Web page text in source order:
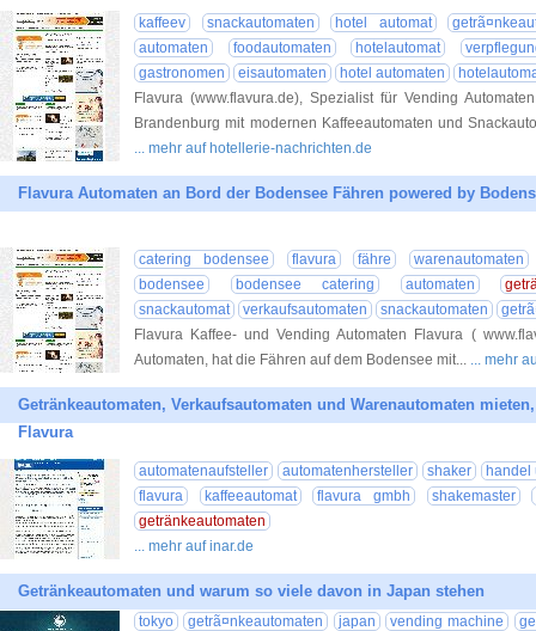
kaffeev snackautomaten hotel automat
automaten
foodautomaten hotelautomat
gastronomen
eisautomaten hotel automaten
Flavura (www.flavura.de), Spezialist für Vending
Brandenburg mit modernen Kaffeeautomaten und
... mehr auf hotellerie-nachrichten.de
Flavura Automaten an Bord der Bodensee Fähren powered by
catering bodensee flavura fähre
warenautomaten
bodensee
bodensee catering automaten
snackautomat
verkaufsautomaten snackautomaten
Flavura Kaffee- und Vending Automaten Flavura (
Automaten, hat die Fähren auf dem Bodensee mit... ... mehr
Getränkeautomaten, Verkaufsautomaten und Warenautomaten
Flavura
automatenaufsteller automatenhersteller shaker
handel
flavura
kaffeeautomat flavura gmbh
shakemaster
getränkeautomaten
... mehr auf inar.de
Getränkeautomaten und warum so viele davon in Japan stehen
tokyo getrã¤nkeautomaten japan vending machine